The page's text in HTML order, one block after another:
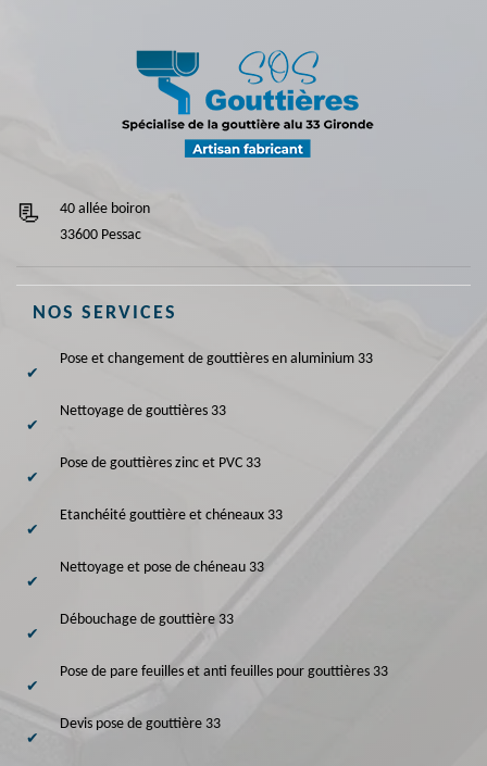
40 allée boiron
33600 Pessac
NOS SERVICES
Pose et changement de gouttières en aluminium 33
Nettoyage de gouttières 33
Pose de gouttières zinc et PVC 33
Etanchéité gouttière et chéneaux 33
Nettoyage et pose de chéneau 33
Débouchage de gouttière 33
Pose de pare feuilles et anti feuilles pour gouttières 33
Devis pose de gouttière 33